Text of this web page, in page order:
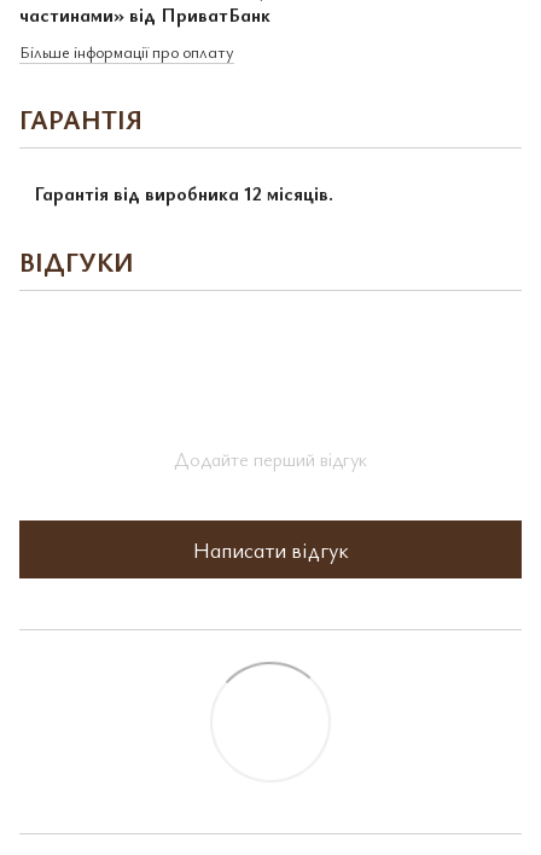
частинами» від ПриватБанк
Більше інформації про оплату
ГАРАНТІЯ
Гарантія від виробника 12 місяців.
ВІДГУКИ
Додайте перший відгук
Написати відгук